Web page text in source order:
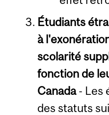
Étudiants
à
scolarité
fonction de
Canada- Les
des statuts